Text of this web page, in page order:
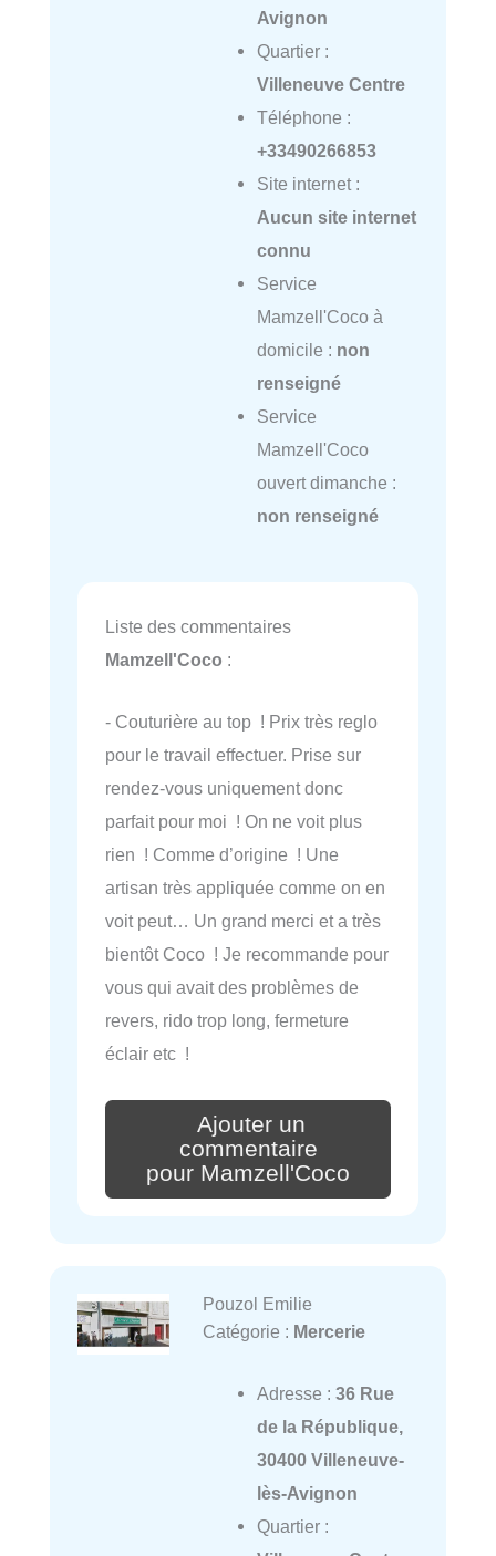
Avignon
Quartier :
Villeneuve Centre
Téléphone :
+33490266853
Site internet :
Aucun site internet
connu
Service
Mamzell'Coco à
domicile : non
renseigné
Service
Mamzell'Coco
ouvert dimanche :
non renseigné
Liste des commentaires
Mamzell'Coco :
- Couturière au top ! Prix très reglo
pour le travail effectuer. Prise sur
rendez-vous uniquement donc
parfait pour moi ! On ne voit plus
rien ! Comme d’origine ! Une
artisan très appliquée comme on en
voit peut… Un grand merci et a très
bientôt Coco ! Je recommande pour
vous qui avait des problèmes de
revers, rido trop long, fermeture
éclair etc !
Ajouter un
commentaire
pour Mamzell'Coco
Pouzol Emilie
Catégorie : Mercerie
Adresse : 36 Rue
de la République,
30400 Villeneuve-
lès-Avignon
Quartier :